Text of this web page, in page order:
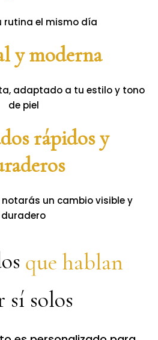
rutina el mismo día
y moderna
adaptado a tu estilo y tono
de piel
rápidos y
notarás un cambio visible y
duradero
que hablan
sí solos